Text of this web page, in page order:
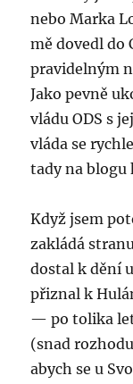
nebo Marka
mě dovedl do
pravidelným
Jako pevně
vládu ODS s
vláda se
tady na blogu
Když jsem
zakládá
dostal k dění
přiznal k
— po tolika
(snad
abych se u